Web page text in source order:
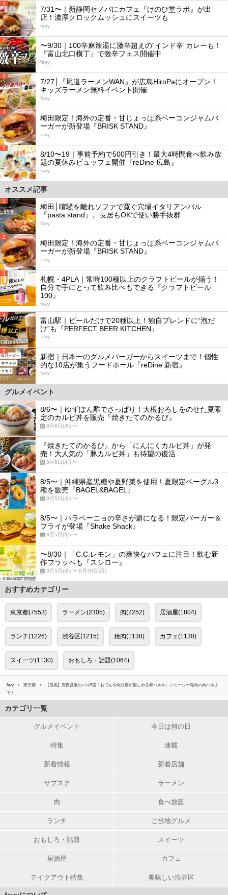
1
7/31〜｜新静岡セノバにカフェ『けのひ堂ラボ』が出
店！濃厚クロックムッシュにスイーツも
favy
2
〜9/30｜100辛麻辣湯に激辛超えの“インド辛”カレーも！
『富山北口横丁』で激辛フェス開催中
favy
3
7/27│『尾道ラーメンWAN』が広島HiroPaにオープン！
キッズラーメン無料イベント開催
favy
4
梅田限定！海外の定番・甘じょっぱ系ベーコンジャムバ
ーガーが新登場『BRISK STAND』
favy
5
8/10〜19｜事前予約で500円引き！最大4時間食べ飲み放
題の夏休みビュッフェ開催『reDine 広島』
favy
オススメ記事
1
梅田│喧騒を離れソファで寛ぐ穴場イタリアンバル
『pasta stand』。長居もOKで使い勝手抜群
favy
2
梅田限定！海外の定番・甘じょっぱ系ベーコンジャムバ
ーガーが新登場『BRISK STAND』
favy
3
札幌・4PLA｜常時100種以上のクラフトビールが揃う！
自分で手にとって飲み比べもできる『クラフトビール
100』
favy
4
富山駅｜ビールだけで20種以上！独自ブレンドに“泡だ
け”も『PERFECT BEER KITCHEN』
favy
5
新宿｜日本一のグルメバーガーからスイーツまで！個性
的な10店が集うフードホール『reDine 新宿』
favy
グルメイベント
8/6〜｜ゆずぽん酢でさっぱり！大根おろしをのせた夏限
定のカルビ丼を販売『焼きたてのかるび』
8月6日(木) 〜
『焼きたてのかるび』から「にんにくカルビ丼」が発
売！大人気の「豚カルビ丼」も待望の復活
8月6日(木) 〜
8/5〜｜沖縄県産黒糖や夏野菜を使用！夏限定ベーグル3
種を販売『BAGEL&BAGEL』
8月5日(水) 〜
8/5〜｜ハラペーニョの辛さが癖になる！限定バーガー＆
フライが登場『Shake Shack』
8月5日(水) 〜
〜8/30｜「C.C.レモン」の爽快なパフェに注目！飲む新
作フラッペも『スシロー』
8月5日(水) 〜 8月30日(日)
おすすめカテゴリー
東京都(7553) ラーメン(2305) 肉(2252) 居酒屋(1804)
ランチ(1226) 渋谷区(1215) 焼肉(1138) カフェ(1130)
スイーツ(1130) おもしろ・話題(1064)
favy 東京都
【目黒】深夜営業のバル5選！おでんや肉豆腐が楽しめる和バルや、ジューシー塊肉の肉バルま
で！
カテゴリ一覧
グルメイベント 今日は何の日
特集 連載
新着情報 新着店舗
サブスク ラーメン
肉 食べ放題
ランチ ご当地グルメ
おもしろ・話題 スイーツ
居酒屋 カフェ
テイクアウト特集 美味しい渋谷区